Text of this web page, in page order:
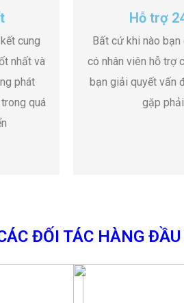
cung
nhất và
phát
quá
Hỗ trợ
Bất cứ khi nào bạn
có nhân viên hỗ trợ
bạn giải quyết vấn
gặp
ĐỐI TÁC HÀNG